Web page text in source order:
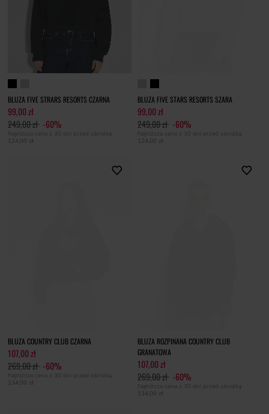
BLUZA FIVE STRARS RESORTS CZARNA
99,00 zł
249,00 zł -60%
Najniższa cena z 30 dni przed obniżką
124,00 zł
BLUZA FIVE STARS RESORTS SZARA
99,00 zł
249,00 zł -60%
Najniższa cena z 30 dni przed obniżką
124,00 zł
BLUZA COUNTRY CLUB CZARNA
107,00 zł
269,00 zł -60%
Najniższa cena z 30 dni przed obniżką
134,00 zł
BLUZA ROZPINANA COUNTRY CLUB
GRANATOWA
107,00 zł
269,00 zł -60%
Najniższa cena z 30 dni przed obniżką
134,00 zł